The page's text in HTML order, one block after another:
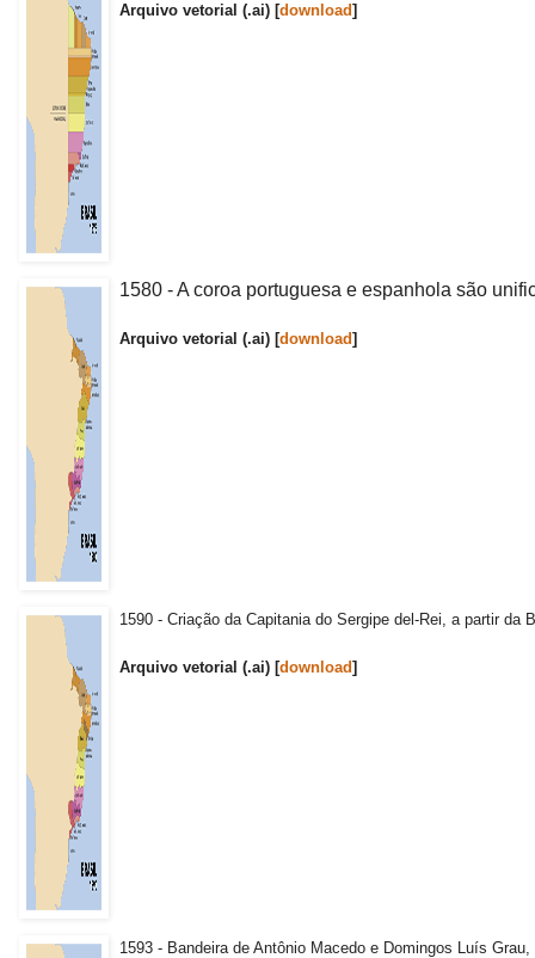
Arquivo vetorial (.ai) [download]
1580 - A coroa portuguesa e espanhola são
Arquivo vetorial (.ai) [download]
1590 - Criação da Capitania do Sergipe del-Rei, a partir da
Arquivo vetorial (.ai) [download]
1593 - Bandeira de Antônio Macedo e Domingos Luís